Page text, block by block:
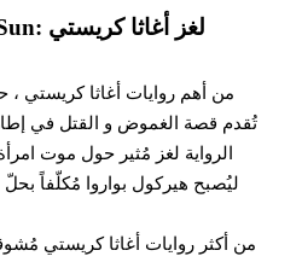
تُقدم قصة الغموض و القتل في
الرواية لغز مُثير حول موت
ليُصبح هيركول بواروا مُكلّفاً